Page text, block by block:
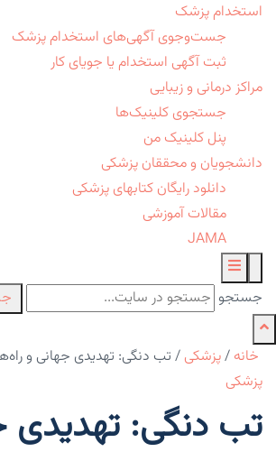
استخدام پزشک
جست‌وجوی آگهی‌های استخدام پزشک
ثبت آگهی استخدام یا جویای کار
مراکز درمانی و زیبایی
جستجوی کلینیک‌ها
پنل کلینیک من
دانشجویان و محققان پزشکی
دانلود رایگان کتابهای پزشکی
مقالات آموزشی
JAMA
جستجو
خانه /پزشکی / تب دنگی: تهدیدی جهانی و
پزشکی
تب دنگی: تهدیدی